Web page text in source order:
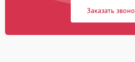
Заказать